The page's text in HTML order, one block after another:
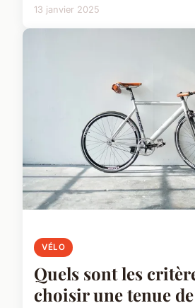
13 janvier 2025
VÉLO
Quels sont les
choisir une tenue